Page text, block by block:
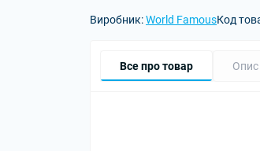
Виробник:World FamousКод
Все про товар Опис